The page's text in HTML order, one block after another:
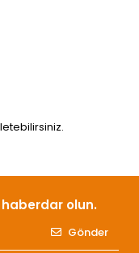
olun.
Gönder